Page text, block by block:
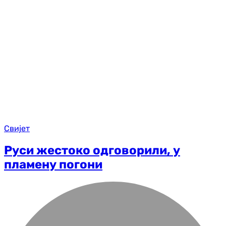
Свијет
Руси жестоко одговорили, у
пламену погони